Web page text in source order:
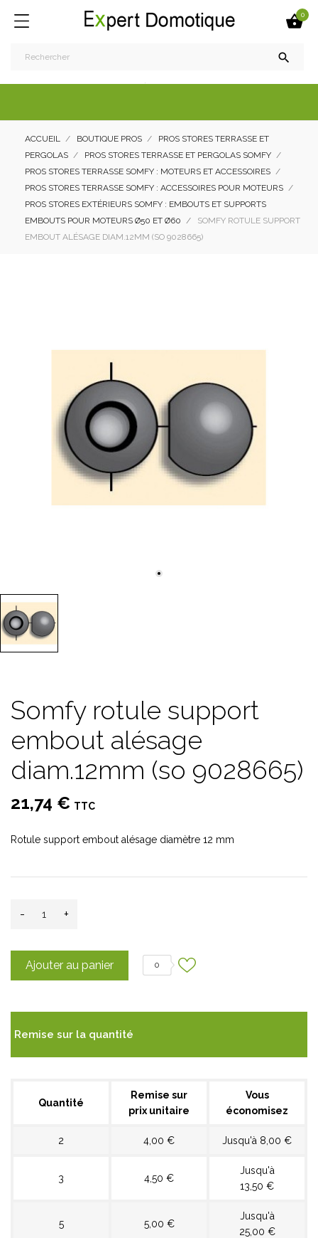
0

ACCUEIL BOUTIQUE PROS
PROS STORES TERRASSE ET
PERGOLAS
PROS STORES TERRASSE ET PERGOLAS SOMFY
PROS STORES TERRASSE SOMFY : MOTEURS ET ACCESSOIRES
PROS STORES TERRASSE SOMFY : ACCESSOIRES POUR MOTEURS
PROS STORES EXTÉRIEURS SOMFY : EMBOUTS ET SUPPORTS
EMBOUTS POUR MOTEURS Ø50 ET Ø60
SOMFY ROTULE SUPPORT
EMBOUT ALÉSAGE DIAM.12MM (SO 9028665)
Somfy rotule support
embout alésage
diam.12mm (so 9028665)
21,74 € TTC
Rotule support embout alésage diamètre 12 mm
- +
Ajouter au panier 0
Remise sur la quantité
Quantité
Remise sur
prix unitaire
Vous
économisez
2 4,00 € Jusqu'à 8,00 €
3 4,50 €
Jusqu'à
13,50 €
5 5,00 €
Jusqu'à
25,00 €